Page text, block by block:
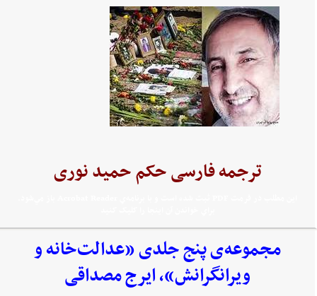
ترجمه فارسی حکم حمید نوری
مجموعه‌‌ی پنج جلدی «عدالت‌خانه و
ویرانگرانش»، ایرج مصداقی